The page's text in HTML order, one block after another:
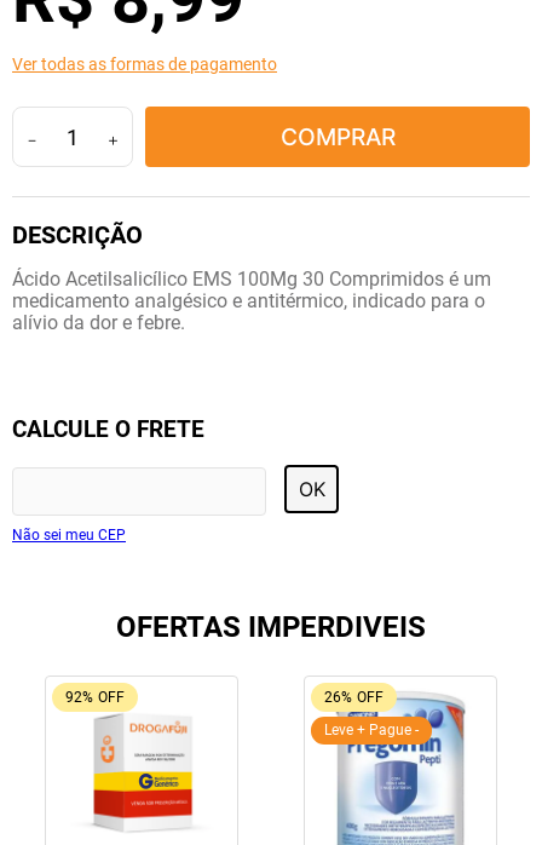
Ver todas as formas de pagamento
＋
－ COMPRAR
Ácido Acetilsalicílico EMS 100Mg 30 Comprimidos é um
medicamento analgésico e antitérmico, indicado para o
alívio da dor e febre.
CALCULE O FRETE
OK
Não sei meu CEP
OFERTAS IMPERDIVEIS
92% OFF 26% OFF
Leve + Pague -
10
tadalafila